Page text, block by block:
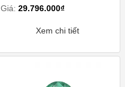
Giá:29.796.000₫
Xem chi tiết